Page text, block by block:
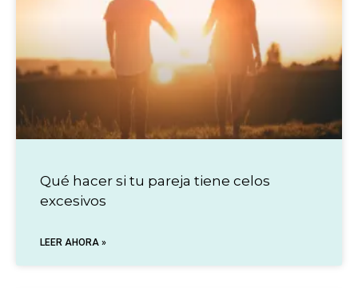
Qué hacer si tu pareja tiene celos
excesivos
LEER AHORA »